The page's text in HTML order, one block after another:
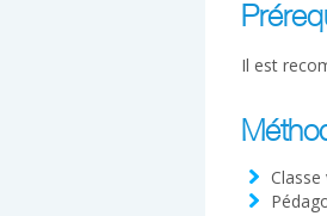
Il est